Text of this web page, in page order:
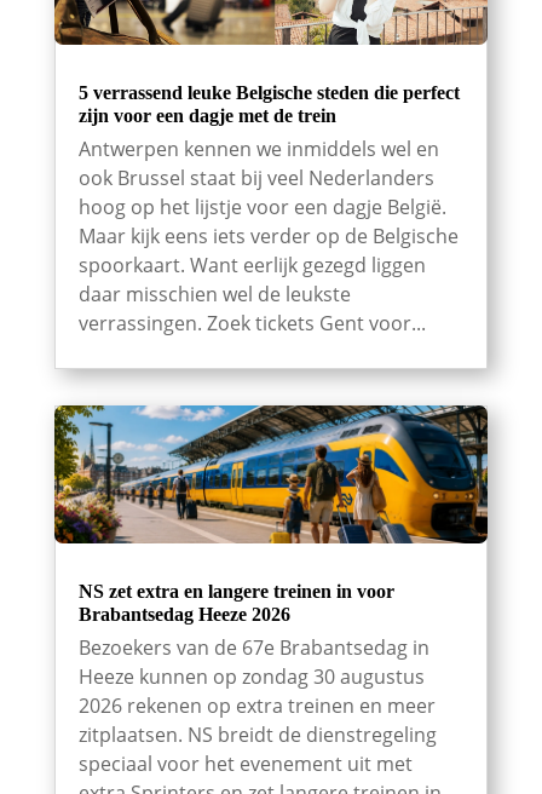
5 verrassend leuke Belgische steden die perfect
zijn voor een dagje met de trein
Antwerpen kennen we inmiddels wel en
ook Brussel staat bij veel Nederlanders
hoog op het lijstje voor een dagje België.
Maar kijk eens iets verder op de Belgische
spoorkaart. Want eerlijk gezegd liggen
daar misschien wel de leukste
verrassingen. Zoek tickets Gent voor...
NS zet extra en langere treinen in voor
Brabantsedag Heeze 2026
Bezoekers van de 67e Brabantsedag in
Heeze kunnen op zondag 30 augustus
2026 rekenen op extra treinen en meer
zitplaatsen. NS breidt de dienstregeling
speciaal voor het evenement uit met